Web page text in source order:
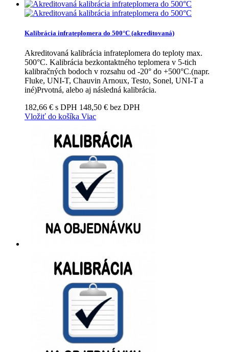
Kalibrácia infrateplomera do 500°C (akreditovaná)
Akreditovaná kalibrácia infrateplomera do teploty max.
500°C. Kalibrácia bezkontaktného teplomera v 5-tich
kalibračných bodoch v rozsahu od -20° do +500°C.(napr.
Fluke, UNI-T, Chauvin Arnoux, Testo, Sonel, UNI-T a
iné)Prvotná, alebo aj následná kalibrácia.
182,66 € s DPH 148,50 € bez DPH
Vložiť do košíka Viac